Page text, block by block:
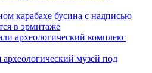
карабахе бусина с надписью
в эрмитаже
археологический комплекс
музей под